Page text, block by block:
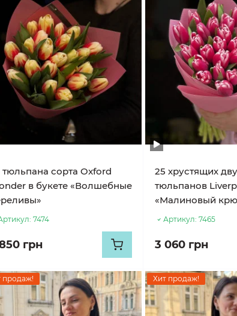
тюльпана сорта Oxford
в букете «Волшебные
7474
грн
25 хрустящих
тюльпанов
«Малиновый
Артикул: 7465
3 060 грн
продаж! Хит продаж!